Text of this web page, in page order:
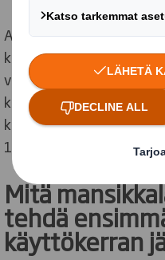
Aaltopahvi on
kiertotalouteen sopiva.
valmistuu luonnosta ja
kierrättää jopa 25 kertaa.
kiertää uudeksi
14 vuorokaudessa.
Mitä
tehdä
käyttökerran